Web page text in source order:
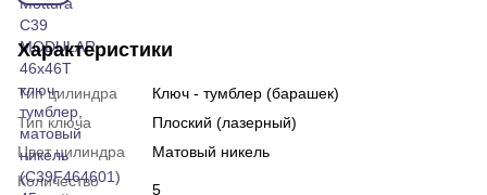
Характеристики
Тип цилиндра
Ключ - тумблер (барашек)
Тип ключа
Плоский (лазерный)
Цвет цилиндра
Матовый никель
Количество
5